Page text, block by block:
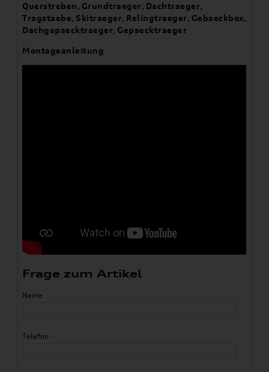
Querstreben, Grundtraeger, Dachtraeger,
Tragstaebe, Skitraeger, Relingtraeger, Gebaeckbox,
Dachgepaecktraeger, Gepaecktraeger
Montageanleitung
Frage zum Artikel
Name
Telefon